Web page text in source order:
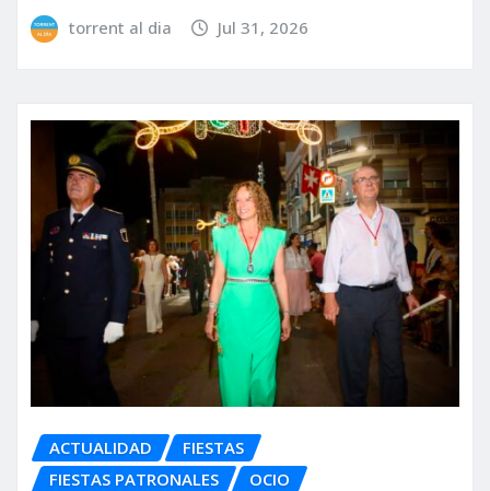
torrent al dia Jul 31, 2026
ACTUALIDAD
FIESTAS
FIESTAS PATRONALES
OCIO